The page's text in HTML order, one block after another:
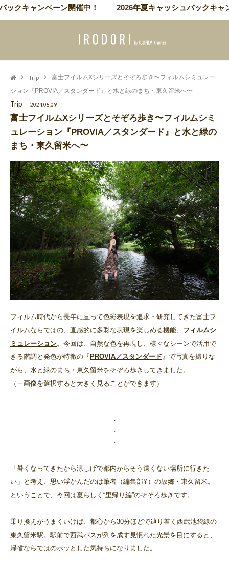
ンペーン開催中！ 2026年夏キャッシュバックキャンペーン
Trip
富士フイルムXシリーズとそぞろ歩き〜フィルムシミュレー
ション『PROVIA／スタンダード』と水と緑のまち・東久留米へ〜
Trip 2024.08.09
富士フイルムXシリーズとそぞろ歩き〜フィルムシミ
ュレーション『PROVIA／スタンダード』と水と緑の
まち・東久留米へ〜
フィルム時代から長年に亘って色彩表現を追求・研究してきた富士フ
イルムならではの、直感的に多彩な表現を楽しめる機能、 フィルムシ
ミュレーション。今回は、自然な色を再現し、様々なシーンで活用で
きる階調と発色が特徴の『 PROVIA／スタンダード』で写真を撮りな
がら、水と緑のまち・東久留米をそぞろ歩きしてきました。
（＋画像を選択すると大きく見ることができます）
・
・
・
「暑くなってきたから涼しげで都内からそう遠くない場所に行きた
い」と考え、思い浮かんだのは筆者（編集部Y）の故郷・東久留米。
ということで、今回は夏らしく“里帰り編”のそぞろ歩きです。
乗り換えがうまくいけば、都心から30分ほどで辿り着く西武池袋線の
東久留米駅。駅前で西武バスが列を成す見慣れた光景を目にすると、
帰省ならではのホッとした気持ちになりました。